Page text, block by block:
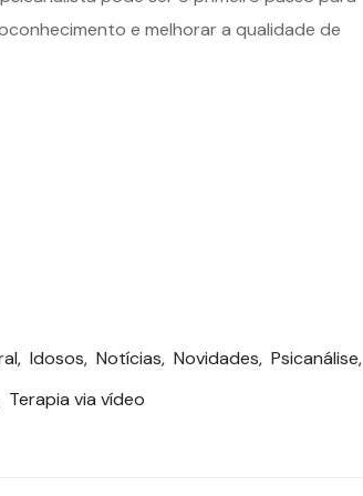
e melhorar a qualidade de
, Idosos, Notícias, Novidades, Psicanálise,
Terapia via vídeo